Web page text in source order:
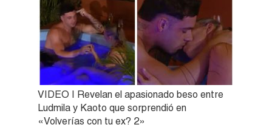
VIDEO | Revelan el apasionado beso entre
Ludmila y Kaoto que sorprendió en
«Volverías con tu ex? 2»